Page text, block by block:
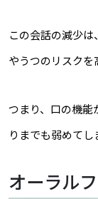
この会話の減少
やうつのリスクを
つまり、口の機
りまでも弱めてし
オーラル